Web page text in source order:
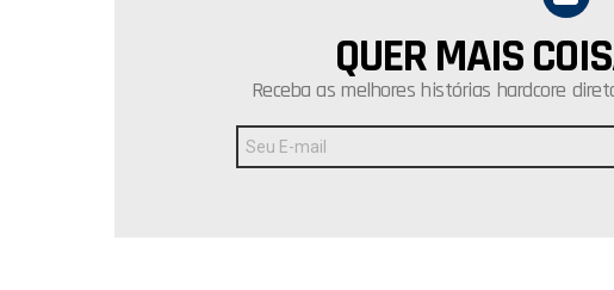
QUER MAIS
Receba as melhores histórias hardcore
de
E-